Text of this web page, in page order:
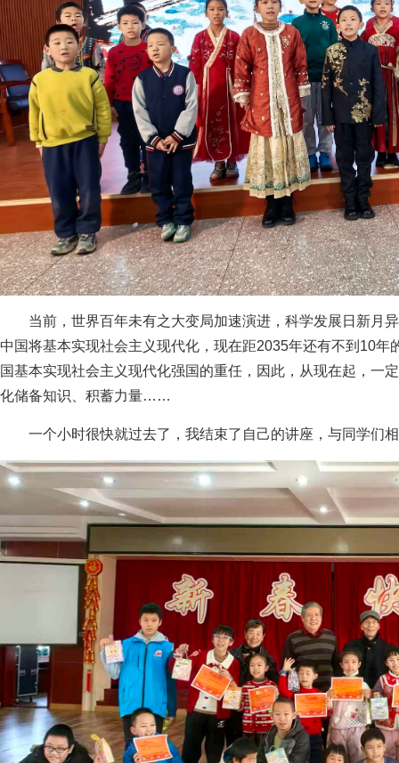
当前，世界百年未有之大变局加速演进，科学发展日新月
中国将基本实现社会主义现代化，现在距2035年还有不到10
国基本实现社会主义现代化强国的重任，因此，从现在起，一
化储备知识、积蓄力量……
一个小时很快就过去了，我结束了自己的讲座，与同学们